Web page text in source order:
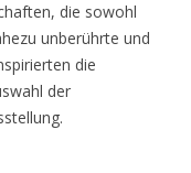
die sowohl
unberührte und
die
der